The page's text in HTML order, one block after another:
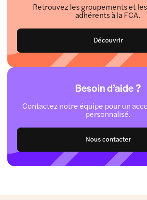
Retrouvez les groupements et
adhérents à la FCA.
Découvrir
Besoin d’aide ?
Contactez notre équipe pour un
personnalisé.
Nous contacter